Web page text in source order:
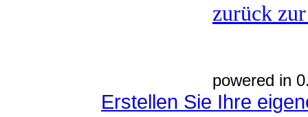
zurück
powered in
Erstellen Sie Ihre